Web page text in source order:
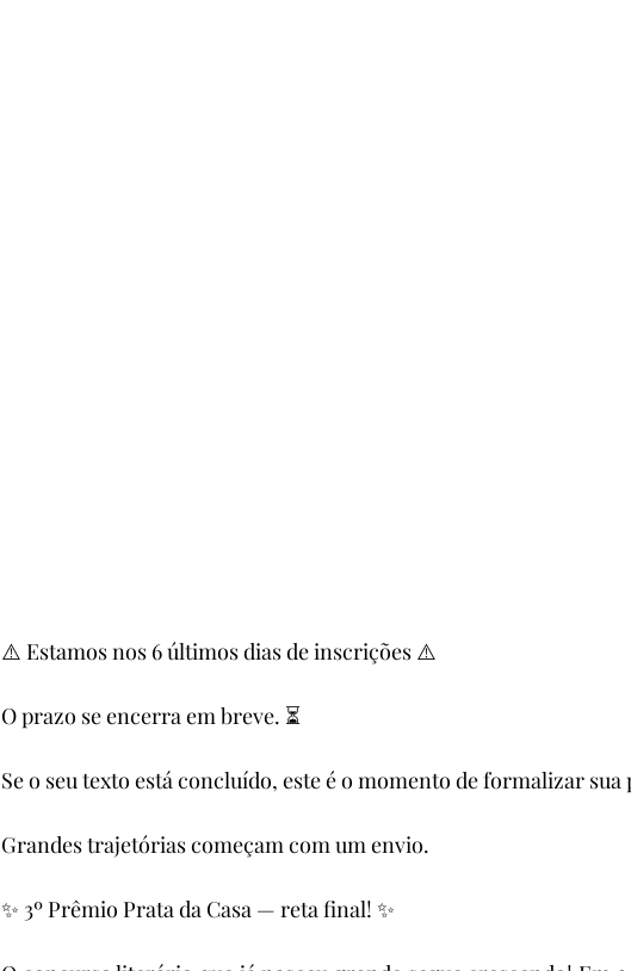
⚠️ Estamos nos 6 últimos dias de inscrições ⚠️
O prazo se encerra em breve. ⏳
Se o seu texto está concluído, este é o momento de formalizar
Grandes trajetórias começam com um envio.
✨ 3º Prêmio Prata da Casa — reta final! ✨